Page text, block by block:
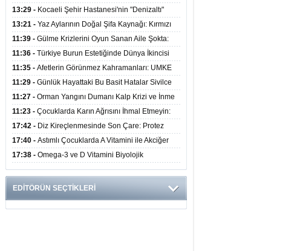
Ediyor
(Rozasea) Belirtisi Olabilir
13:29 - Kocaeli Şehir Hastanesi'nin "Denizaltı"
Görünümlü Ünitesi Hastalara Umut Oluyor
13:21 - Yaz Aylarının Doğal Şifa Kaynağı: Kırmızı
Meyveler Bağışıklığı ve Kalbi Koruyor
11:39 - Gülme Krizlerini Oyun Sanan Aile Şokta:
3,5 Yaşındaki Çocuk 8 Kez Felç Geçirdi
11:36 - Türkiye Burun Estetiğinde Dünya İkincisi
Oldu
11:35 - Afetlerin Görünmez Kahramanları: UMKE
Dev Kadrosuyla Görev Başında
11:29 - Günlük Hayattaki Bu Basit Hatalar Sivilce
Oluşumunu Tetikliyor
11:27 - Orman Yangını Dumanı Kalp Krizi ve İnme
Riskini Artırıyor
11:23 - Çocuklarda Karın Ağrısını İhmal Etmeyin:
Apandisit Habercisi Olabilir
17:42 - Diz Kireçlenmesinde Son Çare: Protez
Ameliyatı İle Yaşam Kalitesi Artıyor
17:40 - Astımlı Çocuklarda A Vitamini ile Akciğer
Hacmi Arasında Bağlantı Bulundu
17:38 - Omega-3 ve D Vitamini Biyolojik
Yaşlanmayı Yavaşlatabilir
EDİTÖRÜN SEÇTİKLERİ